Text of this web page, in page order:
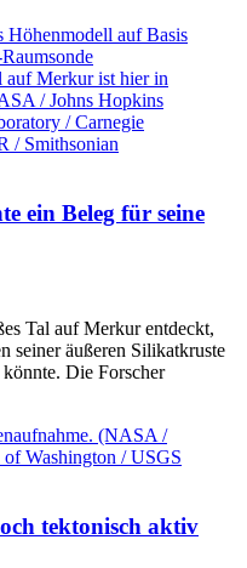
ein Beleg für seine
Tal auf Merkur entdeckt,
seiner äußeren Silikatkruste
Die Forscher
tektonisch aktiv